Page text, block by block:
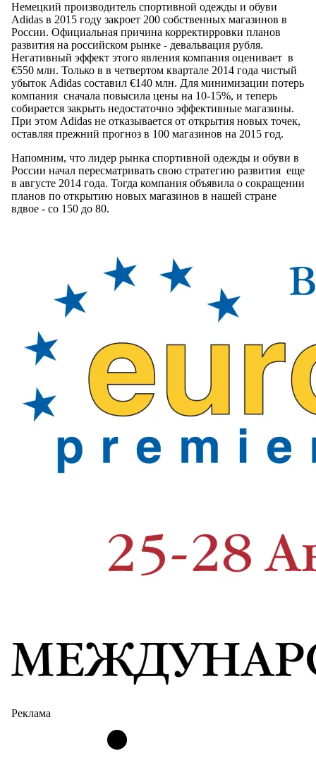
Немецкий производитель спортивной одежды и обуви
Adidas в 2015 году закроет 200 собственных магазинов в
России. Официальная причина корректирровки планов
развития на российском рынке - девальвация рубля.
Негативный эффект этого явления компания оценивает в
€550 млн. Только в в четвертом квартале 2014 года чистый
убыток Adidas составил €140 млн. Для минимизации потерь
компания сначала повысила цены на 10-15%, и теперь
собирается закрыть недостаточно эффективные магазины.
При этом Adidas не отказывается от открытия новых точек,
оставляя прежний прогноз в 100 магазинов на 2015 год.
Напомним, что лидер рынка спортивной одежды и обуви в
России начал пересматривать свою стратегию развития еще
в августе 2014 года. Тогда компания объявила о сокращении
планов по открытию новых магазинов в нашей стране
вдвое - со 150 до 80.
Реклама